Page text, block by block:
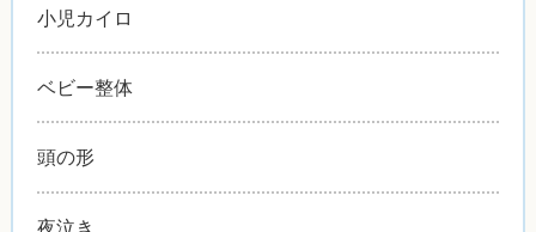
小児カイロ
ベビー整体
頭の形
夜泣き